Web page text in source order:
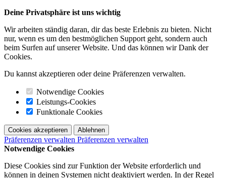
Deine Privatsphäre ist uns wichtig
Wir arbeiten ständig daran, dir das beste Erlebnis zu bieten. Nicht
nur, wenn es um den bestmöglichen Support geht, sondern auch
beim Surfen auf unserer Website. Und das können wir Dank der
Cookies.
Du kannst akzeptieren oder deine Präferenzen verwalten.
Notwendige Cookies
Leistungs-Cookies
Funktionale Cookies
Cookies akzeptieren Ablehnen
Präferenzen verwalten Präferenzen verwalten
Notwendige Cookies
Diese Cookies sind zur Funktion der Website erforderlich und
können in deinen Systemen nicht deaktiviert werden. In der Regel